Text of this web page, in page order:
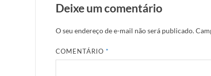
Deixe um comentário
O seu endereço de e-mail não será publicado.
COMENTÁRIO*